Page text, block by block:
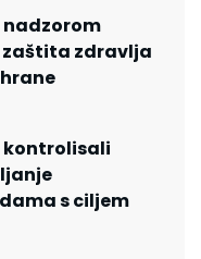
nadzorom
zaštita zdravlja
kontrolisali
s ciljem